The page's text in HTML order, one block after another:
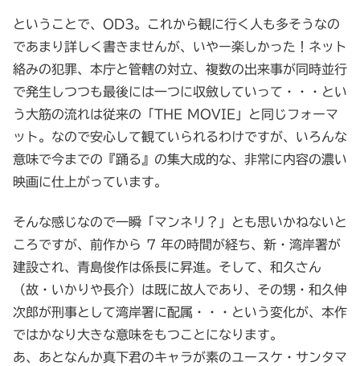
ということで、OD3。これから観に行く人も多そうなの
であまり詳しく書きませんが、いやー楽しかった！ネット
絡みの犯罪、本庁と管轄の対立、複数の出来事が同時並行
で発生しつつも最後には一つに収斂していって・・・とい
う大筋の流れは従来の「THE MOVIE」と同じフォーマ
ット。なので安心して観ていられるわけですが、いろんな
意味で今までの『踊る』の集大成的な、非常に内容の濃い
映画に仕上がっています。
そんな感じなので一瞬「マンネリ？」とも思いかねないと
ころですが、前作から 7 年の時間が経ち、新・湾岸署が
建設され、青島俊作は係長に昇進。そして、和久さん
（故・いかりや長介）は既に故人であり、その甥・和久伸
次郎が刑事として湾岸署に配属・・・という変化が、本作
ではかなり大きな意味をもつことになります。
あ、あとなんか真下君のキャラが素のユースケ・サンタマ